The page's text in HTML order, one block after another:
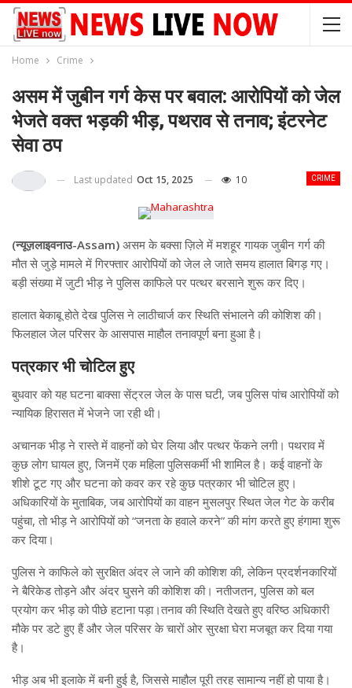
Home Crime
असम में जुबीन गर्ग केस पर बवाल: आरोपियों को जेल
भेजते वक्त भड़की भीड़, पथराव से तनाव; इंटरनेट
सेवा ठप
CRIME
Last updated Oct 15, 2025 10
(न्यूज़लाइवनाउ-Assam) असम के बक्सा ज़िले में मशहूर गायक जुबीन गर्ग की
मौत से जुड़े मामले में गिरफ्तार आरोपियों को जेल ले जाते समय हालात बिगड़ गए।
बड़ी संख्या में जुटी भीड़ ने पुलिस काफिले पर पत्थर बरसाने शुरू कर दिए।
हालात बेकाबू होते देख पुलिस ने लाठीचार्ज कर स्थिति संभालने की कोशिश की।
फिलहाल जेल परिसर के आसपास माहौल तनावपूर्ण बना हुआ है।
पत्रकार भी चोटिल हुए
बुधवार को यह घटना बाक्सा सेंट्रल जेल के पास घटी, जब पुलिस पांच आरोपियों को
न्यायिक हिरासत में भेजने जा रही थी।
अचानक भीड़ ने रास्ते में वाहनों को घेर लिया और पत्थर फेंकने लगी। पथराव में
कुछ लोग घायल हुए, जिनमें एक महिला पुलिसकर्मी भी शामिल है। कई वाहनों के
शीशे टूट गए और घटना को कवर कर रहे कुछ पत्रकार भी चोटिल हुए।
अधिकारियों के मुताबिक, जब आरोपियों का वाहन मुसलपुर स्थित जेल गेट के करीब
पहुंचा, तो भीड़ ने आरोपियों को “जनता के हवाले करने” की मांग करते हुए हंगामा शुरू
कर दिया।
पुलिस ने काफिले को सुरक्षित अंदर ले जाने की कोशिश की, लेकिन प्रदर्शनकारियों
ने बैरिकेड तोड़ने और अंदर घुसने की कोशिश की। नतीजतन, पुलिस को बल
प्रयोग कर भीड़ को पीछे हटाना पड़ा।तनाव की स्थिति देखते हुए वरिष्ठ अधिकारी
मौके पर डटे हुए हैं और जेल परिसर के चारों ओर सुरक्षा घेरा मजबूत कर दिया गया
है।
भीड़ अब भी इलाके में बनी हुई है, जिससे माहौल पूरी तरह सामान्य नहीं हो पाया है।